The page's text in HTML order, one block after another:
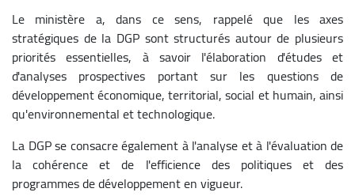
Le ministère a, dans ce sens, rappelé que les axes
stratégiques de la DGP sont structurés autour de plusieurs
priorités essentielles, à savoir l'élaboration d'études et
d'analyses prospectives portant sur les questions de
développement économique, territorial, social et humain, ainsi
qu'environnemental et technologique.
La DGP se consacre également à l'analyse et à l'évaluation de
la cohérence et de l'efficience des politiques et des
programmes de développement en vigueur.